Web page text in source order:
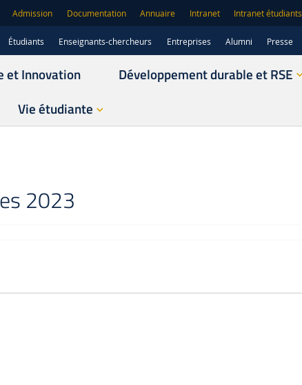
Admission Documentation Annuaire Intranet Intranet étudiants
Étudiants Enseignants-chercheurs Entreprises Alumni Presse
et Innovation Développement durable et RSE
Vie étudiante
2023